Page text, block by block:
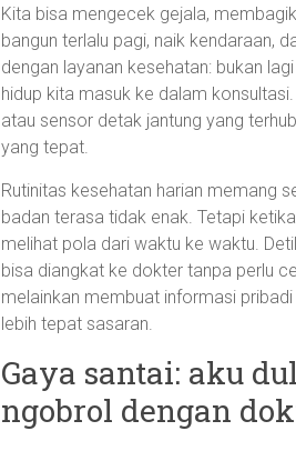
Kita bisa mengecek gejala,
bangun terlalu pagi, naik kendaraan,
dengan layanan kesehatan: bukan
hidup kita masuk ke dalam
atau sensor detak jantung yang
yang tepat.
Rutinitas kesehatan harian memang
badan terasa tidak enak. Tetapi
melihat pola dari waktu ke waktu.
bisa diangkat ke dokter tanpa perlu
melainkan membuat informasi
lebih tepat sasaran.
Gaya santai: aku
ngobrol dengan